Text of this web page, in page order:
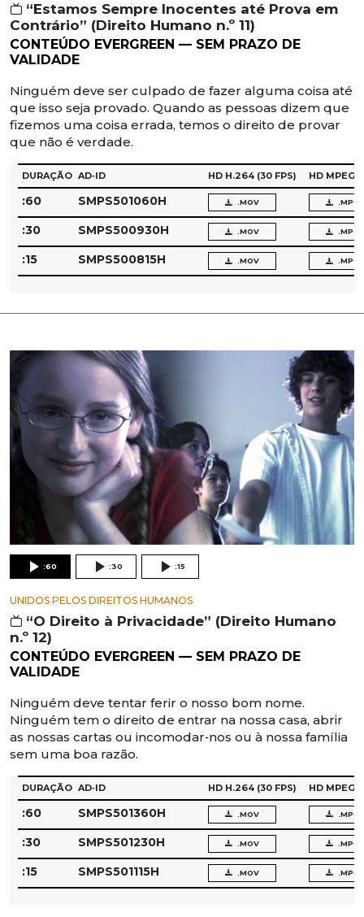
“Estamos Sempre Inocentes até Prova em
Contrário” (Direito Humano n.º 11)
CONTEÚDO EVERGREEN — SEM PRAZO DE
VALIDADE
Ninguém deve ser culpado de fazer alguma coisa até
que isso seja provado. Quando as pessoas dizem que
fizemos uma coisa errada, temos o direito de provar
que não é verdade.
DURAÇÃO AD‑ID HD H.264 (30 FPS) HD MPEG‑2
:60 SMPS501060H .MOV .MPG
:30 SMPS500930H .MOV .MPG
:15 SMPS500815H .MOV .MPG
:60 :30 :15
UNIDOS PELOS DIREITOS HUMANOS
“O Direito à Privacidade” (Direito Humano
n.º 12)
CONTEÚDO EVERGREEN — SEM PRAZO DE
VALIDADE
Ninguém deve tentar ferir o nosso bom nome.
Ninguém tem o direito de entrar na nossa casa, abrir
as nossas cartas ou incomodar‑nos ou à nossa família
sem uma boa razão.
DURAÇÃO AD‑ID HD H.264 (30 FPS) HD MPEG‑2
:60 SMPS501360H .MOV .MPG
:30 SMPS501230H .MOV .MPG
:15 SMPS501115H .MOV .MPG